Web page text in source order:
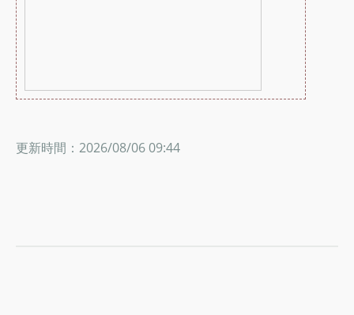
更新時間：2026/08/06 09:44